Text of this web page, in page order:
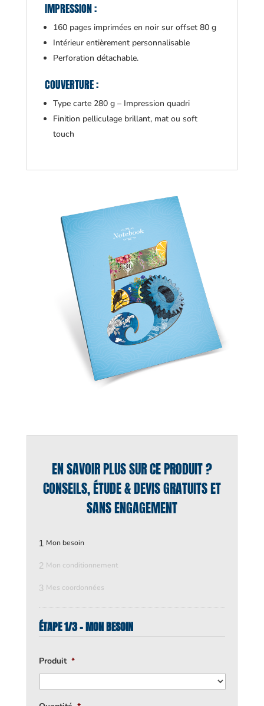
IMPRESSION :
160 pages imprimées en noir sur offset 80 g
Intérieur entièrement personnalisable
Perforation détachable.
COUVERTURE :
Type carte 280 g – Impression quadri
Finition pelliculage brillant, mat ou soft
touch
EN SAVOIR PLUS SUR CE PRODUIT ?
CONSEILS, ÉTUDE & DEVIS GRATUITS ET
SANS ENGAGEMENT
1 Mon besoin
2 Mon conditionnement
3 Mes coordonnées
ÉTAPE 1/3 - MON BESOIN
Produit *